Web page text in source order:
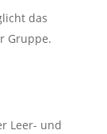
das
Gruppe.
Leer- und